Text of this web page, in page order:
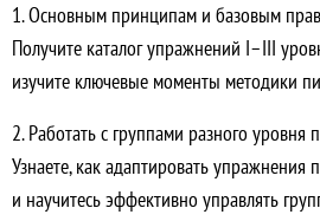
1. Основным принципам и базовым
Получите каталог упражнений I–III
изучите ключевые моменты методики
2. Работать с группами разного уровня
Узнаете, как адаптировать упражнения
и научитесь эффективно управлять